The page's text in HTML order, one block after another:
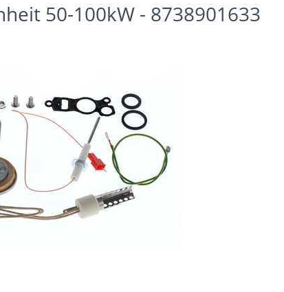
50-100kW - 8738901633